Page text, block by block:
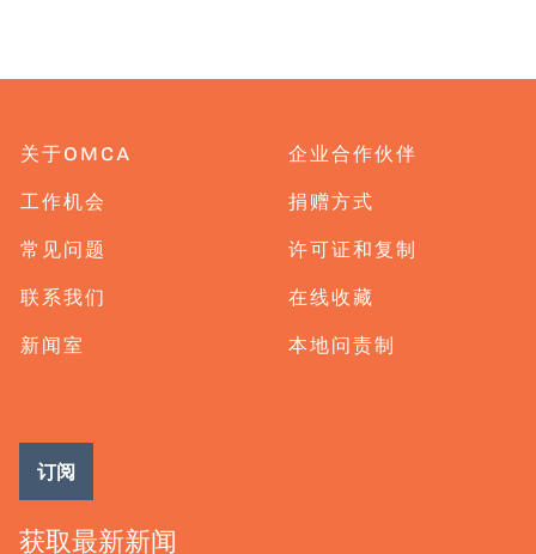
关于OMCA
工作机会
常见问题
联系我们
新闻室
企业合作伙伴
捐赠方式
许可证和复制
在线收藏
本地问责制
获取最新新闻
订阅